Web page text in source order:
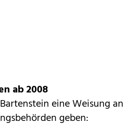
ab 2008
eine Weisung an
geben: